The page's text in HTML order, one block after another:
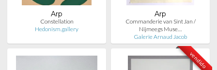
Arp
Constellation
Hedonism.gallery
Arp
Commanderie van Sint Jan /
Nijmeegs Muse…
Galerie Arnaud Jacob
vendido